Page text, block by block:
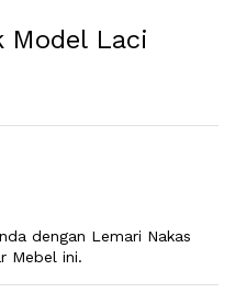
Model Laci
dengan Lemari Nakas
Mebel ini.